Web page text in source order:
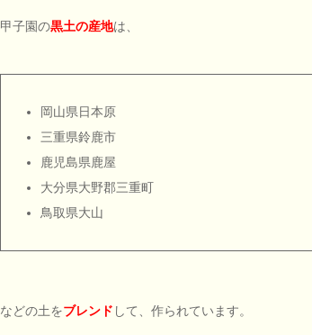
甲子園の黒土の産地は、
岡山県日本原
三重県鈴鹿市
鹿児島県鹿屋
大分県大野郡三重町
鳥取県大山
などの土をブレンド して、作られています。